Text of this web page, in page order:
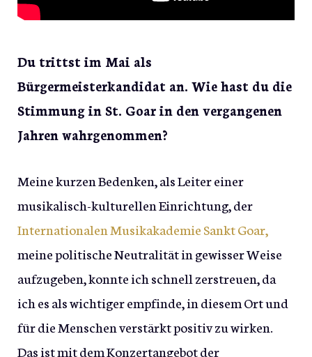
Du trittst im Mai als
Bürgermeisterkandidat an. Wie hast du die
Stimmung in St. Goar in den vergangenen
Jahren wahrgenommen?
Meine kurzen Bedenken, als Leiter einer
musikalisch-kulturellen Einrichtung, der
Internationalen Musikakademie Sankt Goar,
meine politische Neutralität in gewisser Weise
aufzugeben, konnte ich schnell zerstreuen, da
ich es als wichtiger empfinde, in diesem Ort und
für die Menschen verstärkt positiv zu wirken.
Das ist mit dem Konzertangebot der